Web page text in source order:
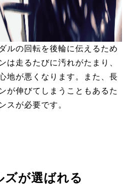
ルの回転を後輪に伝えるため
は走るたびに汚れがたまり、
地が悪くなります。また、長
が伸びてしまうこともあるた
スが必要です。
ズが選ばれる